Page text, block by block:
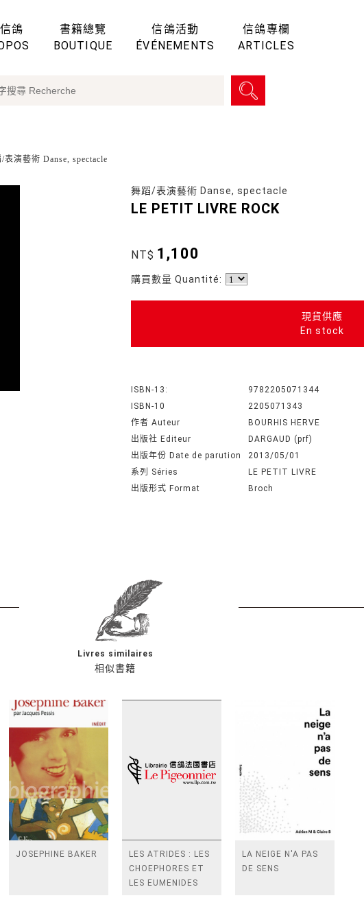
鴿 書籍總覽
BOUTIQUE
信鴿活動
ÉVÉNEMENTS
信鴿專欄
ARTICLES
表演藝術 Danse, spectacle
舞蹈/表演藝術 Danse, spectacle
LE PETIT LIVRE ROCK
NT$ 1,100
購買數量 Quantité:
現貨供應
En stock
ISBN-13:
9782205071344
ISBN-10
2205071343
作者 Auteur
BOURHIS HERVE
出版社 Editeur
DARGAUD (prf)
出版年份 Date de parution
2013/05/01
系列 Séries
LE PETIT LIVRE
出版形式 Format
Broch
相似書籍
Livres similaires
JOSEPHINE BAKER
LES ATRIDES : LES
CHOEPHORES ET
LES EUMENIDES
LA NEIGE N'A PAS
DE SENS